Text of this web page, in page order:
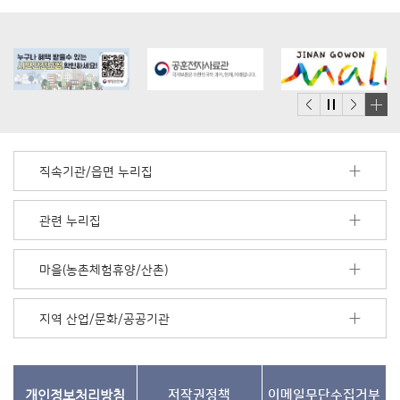
더
기
직속기관/읍면 누리집
관련 누리집
마을(농촌체험휴양/산촌)
지역 산업/문화/공공기관
개인정보처리방침 저작권정책 이메일무단수집거부